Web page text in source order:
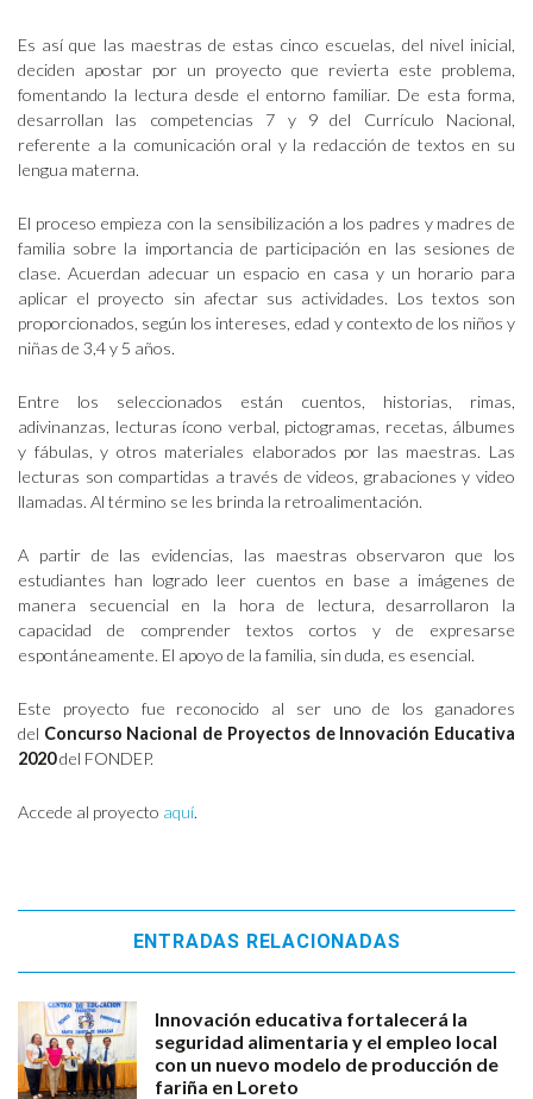
Es así que las maestras de estas cinco escuelas, del nivel inicial,
deciden apostar por un proyecto que revierta este problema,
fomentando la lectura desde el entorno familiar. De esta forma,
desarrollan las competencias 7 y 9 del Currículo Nacional,
referente a la comunicación oral y la redacción de textos en su
lengua materna.
El proceso empieza con la sensibilización a los padres y madres de
familia sobre la importancia de participación en las sesiones de
clase. Acuerdan adecuar un espacio en casa y un horario para
aplicar el proyecto sin afectar sus actividades. Los textos son
proporcionados, según los intereses, edad y contexto de los niños y
niñas de 3,4 y 5 años.
Entre los seleccionados están cuentos, historias, rimas,
adivinanzas, lecturas ícono verbal, pictogramas, recetas, álbumes
y fábulas, y otros materiales elaborados por las maestras. Las
lecturas son compartidas a través de videos, grabaciones y video
llamadas. Al término se les brinda la retroalimentación.
A partir de las evidencias, las maestras observaron que los
estudiantes han logrado leer cuentos en base a imágenes de
manera secuencial en la hora de lectura, desarrollaron la
capacidad de comprender textos cortos y de expresarse
espontáneamente. El apoyo de la familia, sin duda, es esencial.
Este proyecto fue reconocido al ser uno de los ganadores
del Concurso Nacional de Proyectos de Innovación Educativa
2020del FONDEP.
Accede al proyecto aquí.
ENTRADAS RELACIONADAS
Innovación educativa fortalecerá la
seguridad alimentaria y el empleo local
con un nuevo modelo de producción de
fariña en Loreto